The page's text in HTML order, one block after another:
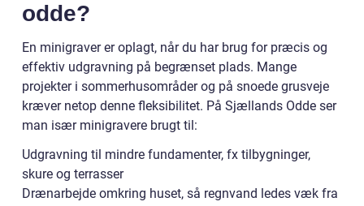
odde?
En minigraver er oplagt, når du har brug for præcis og
effektiv udgravning på begrænset plads. Mange
projekter i sommerhusområder og på snoede grusveje
kræver netop denne fleksibilitet. På Sjællands Odde ser
man især minigravere brugt til:
Udgravning til mindre fundamenter, fx tilbygninger,
skure og terrasser
Drænarbejde omkring huset, så regnvand ledes væk fra